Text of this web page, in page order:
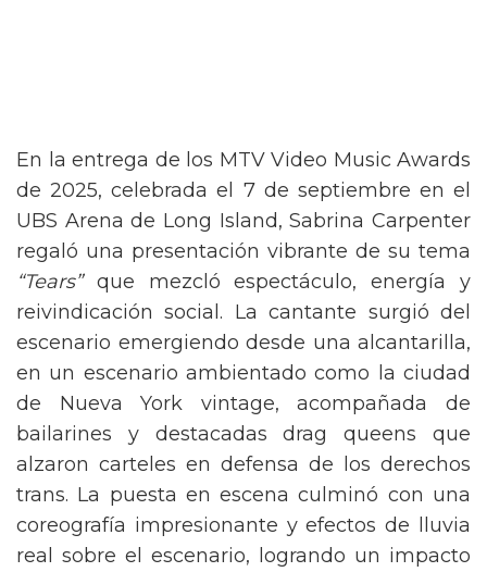
En la entrega de los MTV Video Music Awards
de 2025, celebrada el 7 de septiembre en el
UBS Arena de Long Island, Sabrina Carpenter
regaló una presentación vibrante de su tema
“Tears”que mezcló espectáculo, energía y
reivindicación social. La cantante surgió del
escenario emergiendo desde una alcantarilla,
en un escenario ambientado como la ciudad
de Nueva York vintage, acompañada de
bailarines y destacadas drag queens que
alzaron carteles en defensa de los derechos
trans. La puesta en escena culminó con una
coreografía impresionante y efectos de lluvia
real sobre el escenario, logrando un impacto